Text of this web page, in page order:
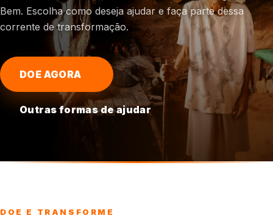
Bem. Escolha como deseja ajudar e faça parte dessa
corrente de transformação.
DOE AGORA
Outras formas de ajudar
DOE E TRANSFORME